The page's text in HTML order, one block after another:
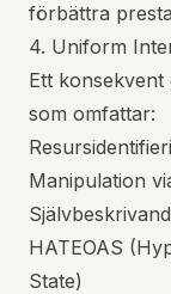
förbättra
4. Uniform
Ett
som omfattar:
Manipulation
HATEOAS
State)